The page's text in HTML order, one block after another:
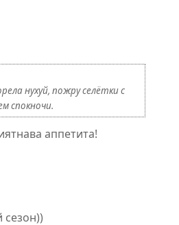
нухуй, пожру селётки с
спокночи.
аппетита!
сезон))